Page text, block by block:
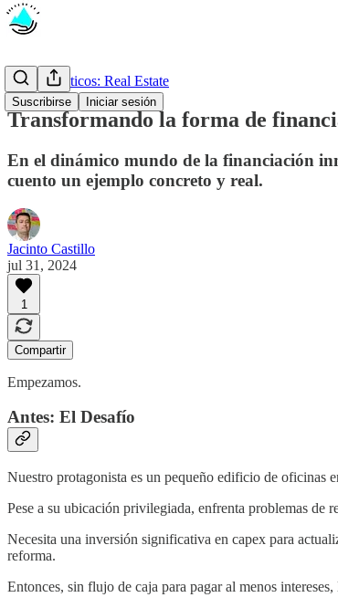
Suscribirse Iniciar sesión
Casos prácticos: Real Estate
Transformando la forma de
En el dinámico mundo de la financiación
cuento un ejemplo concreto y real.
Jacinto Castillo
jul 31, 2024
1
Compartir
Empezamos.
Antes: El Desafío
Nuestro protagonista es un pequeño edificio de oficinas
Pese a su ubicación privilegiada, enfrenta problemas de
Necesita una inversión significativa en capex para
reforma.
Entonces, sin flujo de caja para pagar al menos